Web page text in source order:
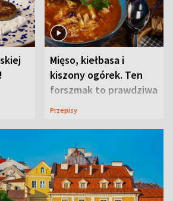
Mięso, kiełbasa i
kiszony ogórek. Ten
forszmak to prawdziwa
uczta
Przepisy